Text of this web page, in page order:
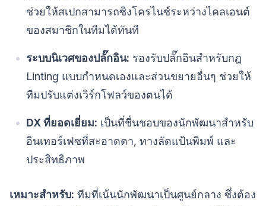
ช่วยให้สเปกสามารถซิงโครไนซ์ระหว่างไคลเอนต์
ของสมาชิกในทีมได้ทันที
ระบบนิเวศของปลั๊กอิน: รองรับปลั๊กอินสำหรับกฎ
Linting แบบกำหนดเองและส่วนขยายอื่นๆ ช่วยให้
ทีมปรับแต่งเวิร์กโฟลว์ของตนได้
DX ที่ยอดเยี่ยม: เป็นที่ชื่นชอบของนักพัฒนาสำหรับ
อินเทอร์เฟซที่สะอาดตา, ทางลัดแป้นพิมพ์ และ
ประสิทธิภาพ
เหมาะสำหรับ: ทีมที่เน้นนักพัฒนาเป็นศูนย์กลาง ซึ่งต้อง